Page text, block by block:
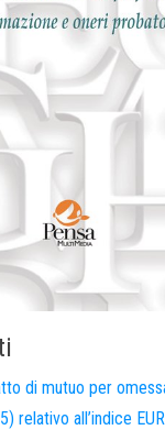
di mutuo per
relativo all’indice